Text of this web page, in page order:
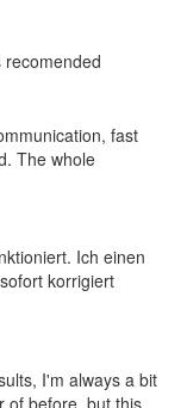
recomended
fast
The whole
Ich einen
korrigiert
I'm always a bit
of before, but this